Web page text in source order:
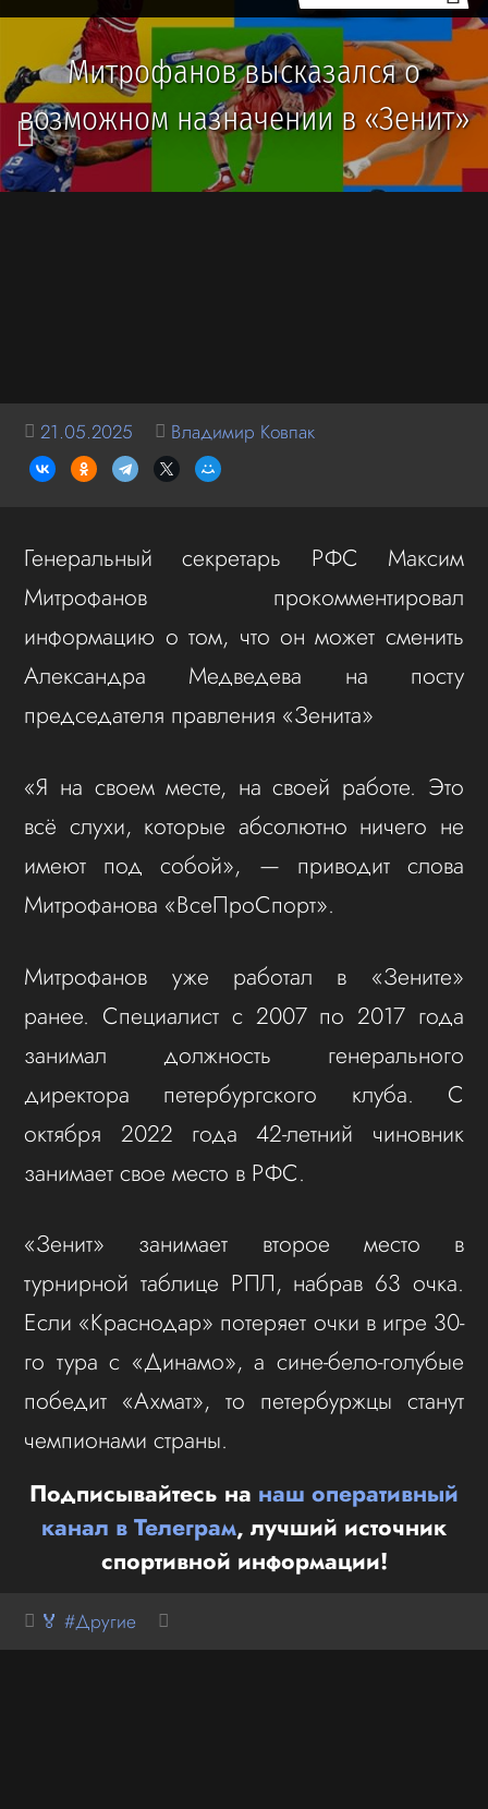
Митрофанов высказался о
возможном назначении в «Зенит»
21.05.2025 Владимир Ковпак
Генеральный секретарь РФС Максим
Митрофанов прокомментировал
информацию о том, что он может сменить
Александра Медведева на посту
председателя правления «Зенита»
«Я на своем месте, на своей работе. Это
всё слухи, которые абсолютно ничего не
имеют под собой», — приводит слова
Митрофанова «ВсеПроСпорт».
Митрофанов уже работал в «Зените»
ранее. Специалист с 2007 по 2017 года
занимал должность генерального
директора петербургского клуба. С
октября 2022 года 42-летний чиновник
занимает свое место в РФС.
«Зенит» занимает второе место в
турнирной таблице РПЛ, набрав 63 очка.
Если «Краснодар» потеряет очки в игре 30-
го тура с «Динамо», а сине-бело-голубые
победит «Ахмат», то петербуржцы станут
чемпионами страны.
Подписывайтесь на наш оперативный
канал в Телеграм, лучший источник
спортивной информации!
🏅 #Другие